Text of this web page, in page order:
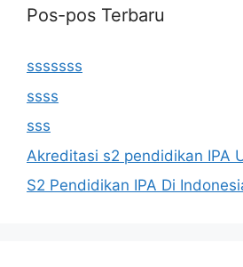
Pos-pos Terbaru
sssssss
ssss
sss
Akreditasi s2 pendidikan IPA
S2 Pendidikan IPA Di